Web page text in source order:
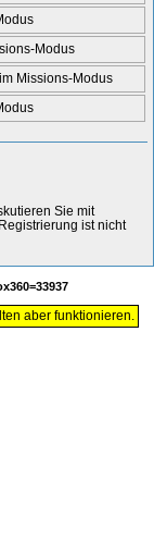
Modus
Missions-Modus
Sie mit
ist nicht
aber funktionieren.